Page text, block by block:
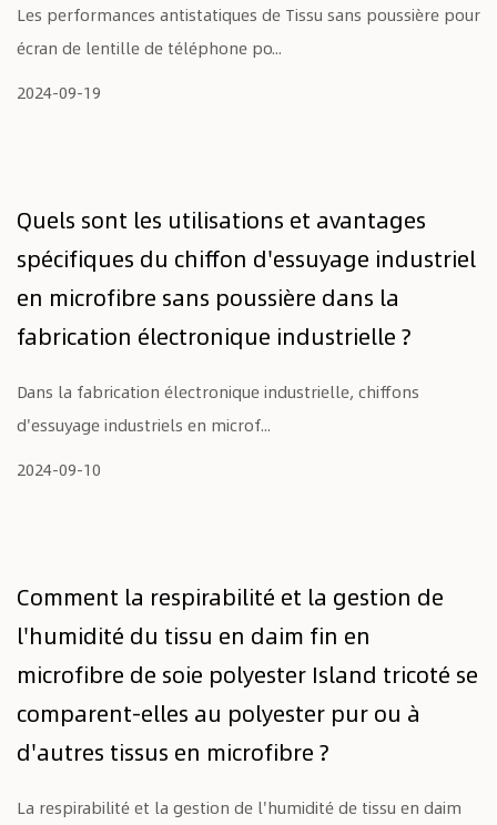
Les performances antistatiques de Tissu sans poussière pour
écran de lentille de téléphone po...
2024-09-19
Quels sont les utilisations et avantages
spécifiques du chiffon d'essuyage industriel
en microfibre sans poussière dans la
fabrication électronique industrielle ?
Dans la fabrication électronique industrielle, chiffons
d'essuyage industriels en microf...
2024-09-10
Comment la respirabilité et la gestion de
l'humidité du tissu en daim fin en
microfibre de soie polyester Island tricoté se
comparent-elles au polyester pur ou à
d'autres tissus en microfibre ?
La respirabilité et la gestion de l'humidité de tissu en daim